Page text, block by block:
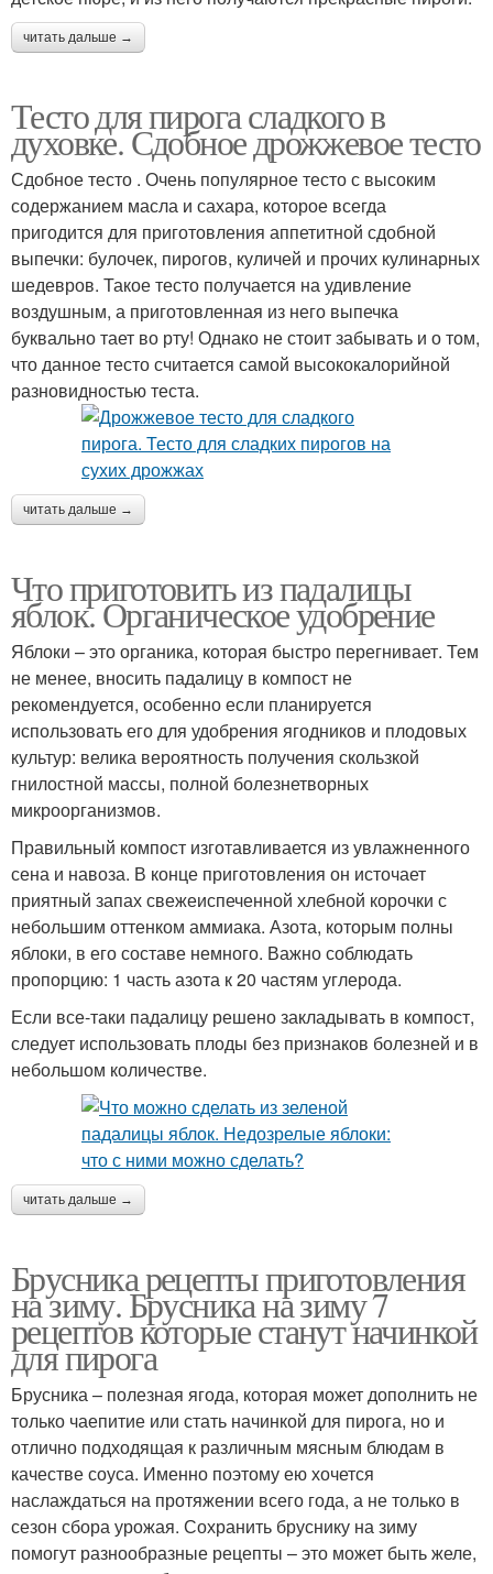
читать дальше →
Тесто для пирога сладкого в
духовке. Сдобное дрожжевое тесто
Сдобное тесто . Очень популярное тесто с высоким
содержанием масла и сахара, которое всегда
пригодится для приготовления аппетитной сдобной
выпечки: булочек, пирогов, куличей и прочих кулинарных
шедевров. Такое тесто получается на удивление
воздушным, а приготовленная из него выпечка
буквально тает во рту! Однако не стоит забывать и о том,
что данное тесто считается самой высококалорийной
разновидностью теста.
читать дальше →
Что приготовить из падалицы
яблок. Органическое удобрение
Яблоки – это органика, которая быстро перегнивает. Тем
не менее, вносить падалицу в компост не
рекомендуется, особенно если планируется
использовать его для удобрения ягодников и плодовых
культур: велика вероятность получения скользкой
гнилостной массы, полной болезнетворных
микроорганизмов.
Правильный компост изготавливается из увлажненного
сена и навоза. В конце приготовления он источает
приятный запах свежеиспеченной хлебной корочки с
небольшим оттенком аммиака. Азота, которым полны
яблоки, в его составе немного. Важно соблюдать
пропорцию: 1 часть азота к 20 частям углерода.
Если все-таки падалицу решено закладывать в компост,
следует использовать плоды без признаков болезней и в
небольшом количестве.
читать дальше →
Брусника рецепты приготовления
на зиму. Брусника на зиму 7
рецептов которые станут начинкой
для пирога
Брусника – полезная ягода, которая может дополнить не
только чаепитие или стать начинкой для пирога, но и
отлично подходящая к различным мясным блюдам в
качестве соуса. Именно поэтому ею хочется
наслаждаться на протяжении всего года, а не только в
сезон сбора урожая. Сохранить бруснику на зиму
помогут разнообразные рецепты – это может быть желе,